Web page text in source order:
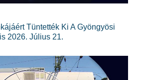
Tüntették Ki A Gyöngyösi
2026. Július 21.